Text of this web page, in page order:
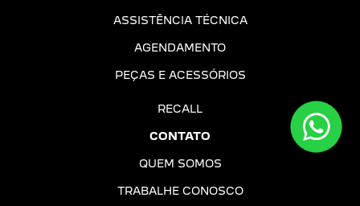
ASSISTÊNCIA TÉCNICA
AGENDAMENTO
PEÇAS E ACESSÓRIOS
RECALL
CONTATO
QUEM SOMOS
TRABALHE CONOSCO